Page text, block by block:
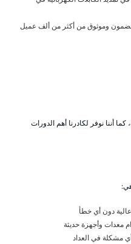
مضمون وموثوق من أكثر من ألف عميل
أننا نوفر لكادرنا أهم الدورات
دون أي خطأ
معدات وأجهزة حديثة
مشكلة في العداد